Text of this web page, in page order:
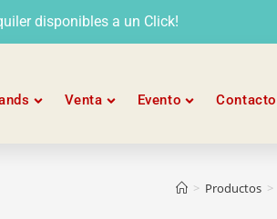
disponibles a un Click!
Venta Evento Contacto
> Productos >